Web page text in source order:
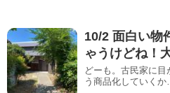
10/2 面白い物
ゃうけどね！
どーも。古民家に
う商品化していく